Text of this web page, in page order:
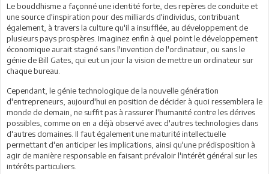
Le bouddhisme a façonné une identité forte, des repères de conduite et
une source d'inspiration pour des milliards d'individus, contribuant
également, à travers la culture qu'il a insufflée, au développement de
plusieurs pays prospères. Imaginez enfin à quel point le développement
économique aurait stagné sans l'invention de l'ordinateur, ou sans le
génie de Bill Gates, qui eut un jour la vision de mettre un ordinateur sur
chaque bureau.
Cependant, le génie technologique de la nouvelle génération
d'entrepreneurs, aujourd'hui en position de décider à quoi ressemblera le
monde de demain, ne suffit pas à rassurer l'humanité contre les dérives
possibles, comme on en a déjà observé avec d'autres technologies dans
d'autres domaines. Il faut également une maturité intellectuelle
permettant d'en anticiper les implications, ainsi qu'une prédisposition à
agir de manière responsable en faisant prévaloir l'intérêt général sur les
intérêts particuliers.